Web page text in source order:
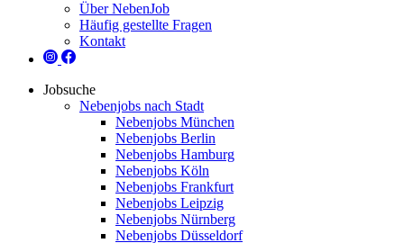
Über NebenJob
Häufig gestellte Fragen
Kontakt
Jobsuche
Nebenjobs nach Stadt
Nebenjobs München
Nebenjobs Berlin
Nebenjobs Hamburg
Nebenjobs Köln
Nebenjobs Frankfurt
Nebenjobs Leipzig
Nebenjobs Nürnberg
Nebenjobs Düsseldorf